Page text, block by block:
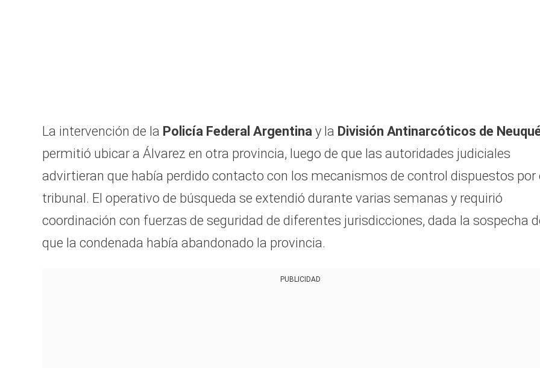
La intervención de la Policía Federal Argentina y la División Antinarcóticos de
permitió ubicar a Álvarez en otra provincia, luego de que las autoridades judiciales
advirtieran que había perdido contacto con los mecanismos de control dispuestos por
tribunal. El operativo de búsqueda se extendió durante varias semanas y requirió
coordinación con fuerzas de seguridad de diferentes jurisdicciones, dada la sospecha
que la condenada había abandonado la provincia.
PUBLICIDAD